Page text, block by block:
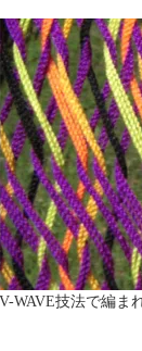
V-WAVE技法で編ま